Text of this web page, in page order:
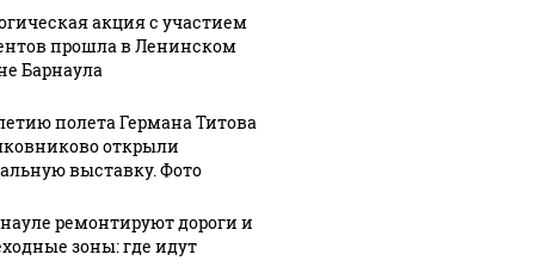
акция с участием
прошла в Ленинском
Барнаула
полета Германа Титова
открыли
выставку. Фото
ремонтируют дороги и
зоны: где идут